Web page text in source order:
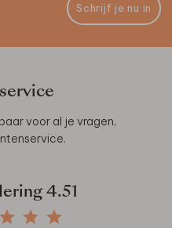
Schrijf je nu in
voor al je vragen,
.
4.51